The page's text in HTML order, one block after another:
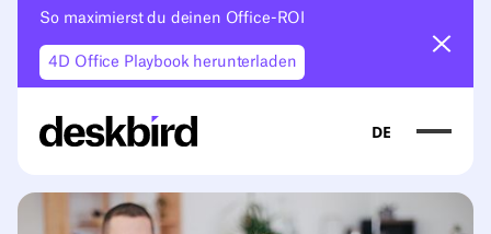
So maximierst du deinen Office-ROI
4D Office Playbook herunterladen
DE